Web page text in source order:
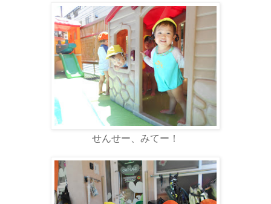
せんせー、みてー！